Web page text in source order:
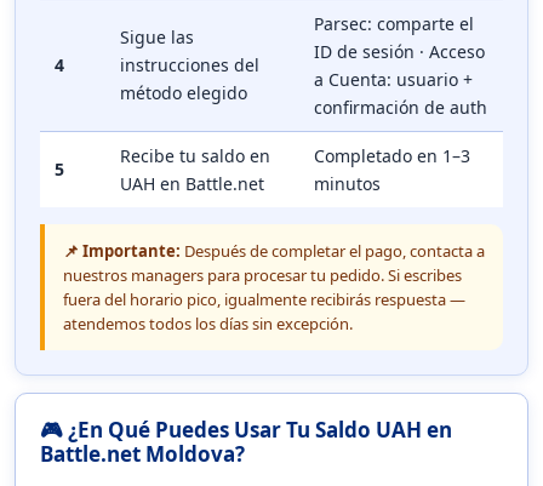
4
Sigue las
instrucciones del
método elegido
Parsec: comparte el
ID de sesión · Acceso
a Cuenta: usuario +
confirmación de auth
5
Recibe tu saldo en
UAH en Battle.net
Completado en 1–3
minutos
📌 Importante: Después de completar el pago, contacta a
nuestros managers para procesar tu pedido. Si escribes
fuera del horario pico, igualmente recibirás respuesta —
atendemos todos los días sin excepción.
🎮 ¿En Qué Puedes Usar Tu Saldo UAH en
Battle.net Moldova?